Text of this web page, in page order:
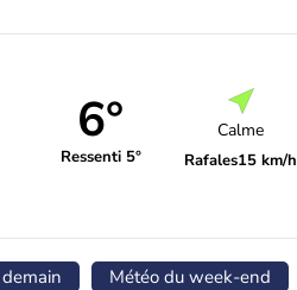
6°
Ressenti 5°
Calme
Rafales15 km/h
Météo du week-end